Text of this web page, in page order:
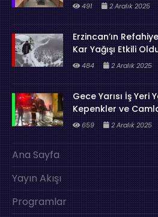
491 2 Aralık 2025
Erzincan’ın
Kar Yağışı Etkili
484 2 Aralık 2025
Gece Yarısı İş Yeri
Kepenkler ve
659 2 Aralık 2025
Ana Sayfa
Yayın Akışı
Programlar